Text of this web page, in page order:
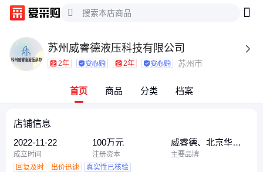
苏州威睿德液压科技有限公司 
2年 2年 苏州市
首页 商品 分类 档案
店铺信息
2022-11-22
成立时间
100万元
注册资本
威睿德、北京华
德、美国SUN太阳
阀
主要品牌
回复及时
出价迅速 真实性已核验